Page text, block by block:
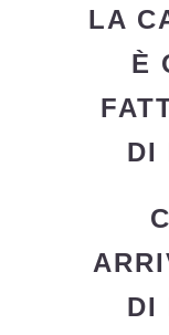
LA
È
DI
DI